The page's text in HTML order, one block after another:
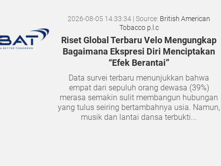
2026-08-05 14:33:34 | Source: British American
Tobacco p.l.c
Riset Global Terbaru Velo Mengungkap
Bagaimana Ekspresi Diri Menciptakan
“Efek Berantai”
Data survei terbaru menunjukkan bahwa
empat dari sepuluh orang dewasa (39%)
merasa semakin sulit membangun hubungan
yang tulus seiring bertambahnya usia. Namun,
musik dan lantai dansa terbukti...